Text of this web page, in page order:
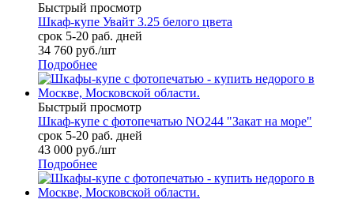
Быстрый просмотр
Шкаф-купе Увайт 3.25 белого цвета
срок 5-20 раб. дней
34 760 руб./шт
Подробнее
Быстрый просмотр
Шкаф-купе с фотопечатью NO244 "Закат на море"
срок 5-20 раб. дней
43 000 руб./шт
Подробнее